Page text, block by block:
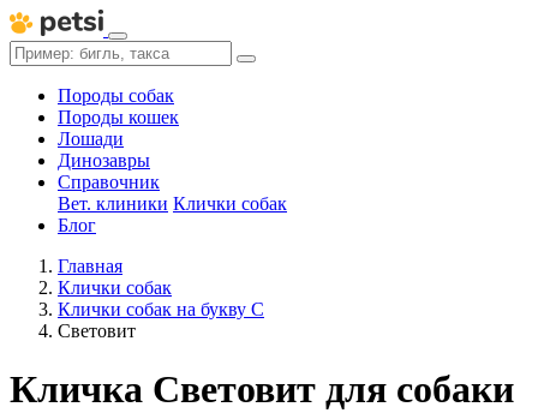
Породы собак
Породы кошек
Лошади
Динозавры
Справочник
Вет. клиники Клички собак
Блог
Главная
Клички собак
Клички собак на букву С
Световит
Кличка Световит для собаки